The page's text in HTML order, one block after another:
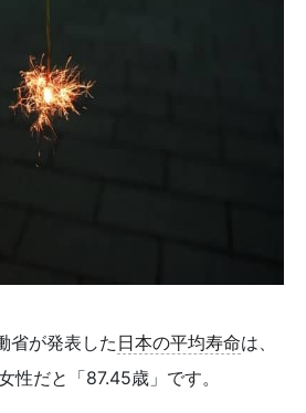
省が発表した 日本の平均寿命は、
性だと「87.45歳」です。